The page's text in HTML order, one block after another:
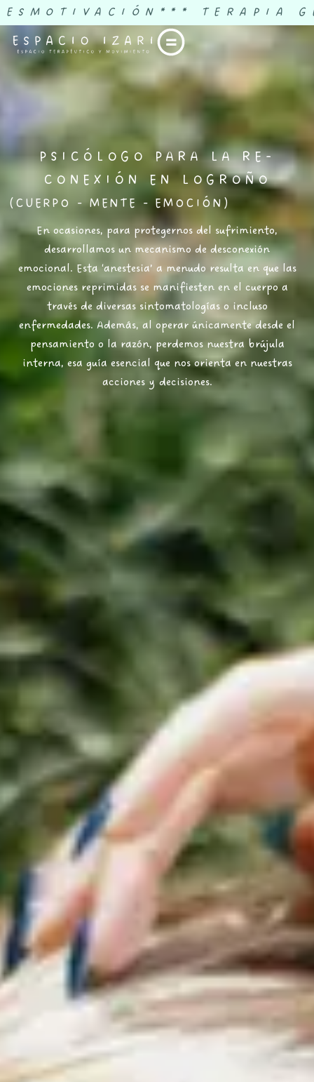
*** TERAPIA
PSICÓLOGO PARA LA RE-
CONEXIÓN EN LOGROÑO
(CUERPO - MENTE - EMOCIÓN)
En ocasiones, para protegernos del sufrimiento,
desarrollamos un mecanismo de desconexión
emocional. Esta ‘anestesia’ a menudo resulta en que las
emociones reprimidas se manifiesten en el cuerpo a
través de diversas sintomatologías o incluso
enfermedades. Además, al operar únicamente desde el
pensamiento o la razón, perdemos nuestra brújula
interna, esa guía esencial que nos orienta en nuestras
acciones y decisiones.